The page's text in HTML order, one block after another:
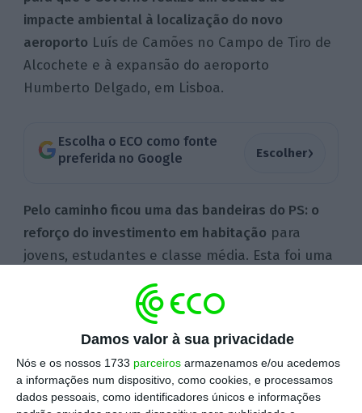
Damos valor à sua privacidade
Nós e os nossos 1733 parceiros armazenamos e/ou acedemos
a informações num dispositivo, como cookies, e processamos
dados pessoais, como identificadores únicos e informações
impacte ambiental à localização do novo
aeroporto Luís de Camões no Campo de Tiro de
Alcochete e à expansão do aeroporto
Humberto Delgado, em Lisboa.
Escolha o ECO como fonte
preferida no Google
Escolher›
Pelo caminho ficou uma das bandeiras do PS: o
reforço do investimento em habitação para
jovens, estudantes e classe média. Esta foi uma
Pedro Nuno Santos, levou para a mesa negocial
do OE com o primeiro-ministro, Luís
Montenegro. O Parlamento tambémchumbou
uma proposta do BE que obrigava o Governo a
submeter a venda da TAP ao escrutínio do